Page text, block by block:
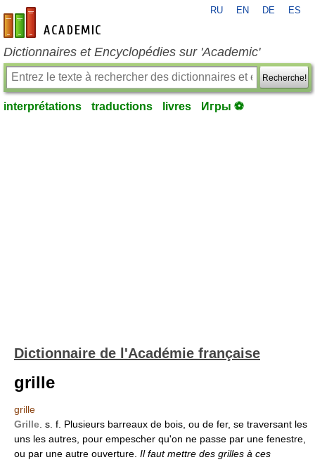
fr-academic.com
RU EN DE ES
Dictionnaires et Encyclopédies sur 'Academic'
Recherche!
interprétations traductions livres Игры ⚽
Dictionnaire de l'Académie française
grille
grille
Grille . s. f. Plusieurs barreaux de bois, ou de fer, se traversant les
uns les autres, pour empescher qu'on ne passe par une fenestre,
ou par une autre ouverture. Il faut mettre des grilles à ces